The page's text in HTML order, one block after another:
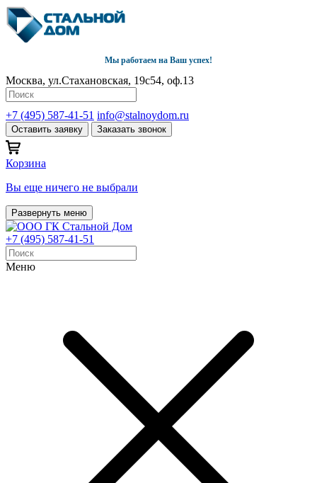
Мы работаем на Ваш успех!
Москва, ул.Стахановская, 19с54, оф.13
+7 (495) 587-41-51 info@stalnoydom.ru
Оставить заявку Заказать звонок
Корзина
Вы еще ничего не выбрали
Развернуть меню
+7 (495) 587-41-51
Меню